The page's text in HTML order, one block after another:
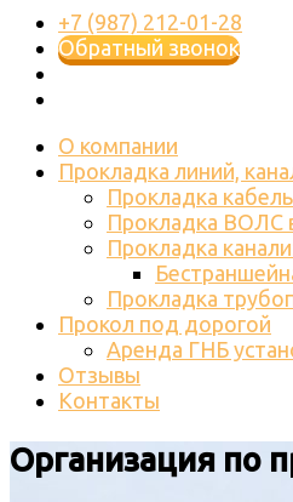
+7 (987) 212-01-28
Обратный звонок
О компании
Прокладка линий,
Прокладка
Прокладка ВОЛС
Прокладка
Прокладка
Прокол под дорогой
Аренда ГНБ
Отзывы
Контакты
Организация по